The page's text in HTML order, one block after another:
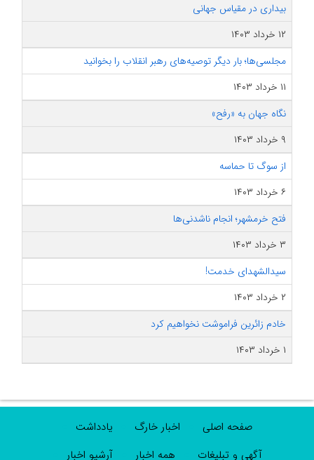
بیداری در مقیاس جهانی
۱۲ خرداد ۱۴۰۳
مجلسی‌ها؛ بار دیگر توصیه‌های رهبر انقلاب را بخوانید
۱۱ خرداد ۱۴۰۳
نگاه جهان به «رفح»
۹ خرداد ۱۴۰۳
از سوگ تا حماسه
۶ خرداد ۱۴۰۳
فتح خرمشهر؛ انجام ناشدنی‌ها
۳ خرداد ۱۴۰۳
سیدالشهدای خدمت!
۲ خرداد ۱۴۰۳
خادم زائرین فراموشت نخواهیم کرد
۱ خرداد ۱۴۰۳
صفحه اصلی اخبار خارگ
یادداشت
آگهی و تبلیغات
همه اخبار آرشیو اخبار